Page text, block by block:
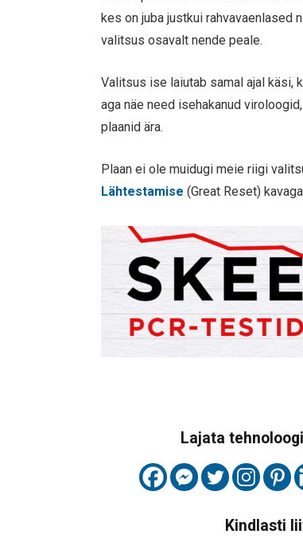
kes on juba justkui rahvavaenlased
valitsus osavalt nende peale.
Valitsus ise laiutab samal ajal käsi,
aga näe need isehakanud
plaanid ära.
Plaan ei ole muidugi meie riigi
Lähtestamise (Great Reset)
Lajata
Kindlasti